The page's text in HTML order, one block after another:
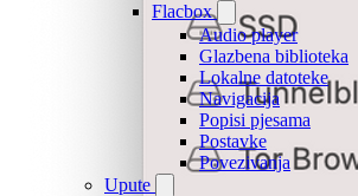
Flacbox
Audio player
Glazbena biblioteka
Lokalne datoteke
Navigacija
Popisi pjesama
Postavke
Povezivanja
Upute